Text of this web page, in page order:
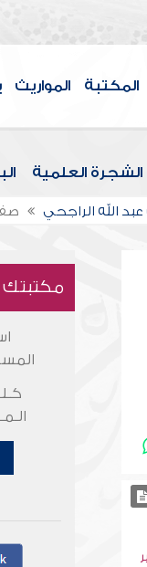
المكتبة المواريث
الشجرة العلمية
عبد الله الراجحي
مكتبتك